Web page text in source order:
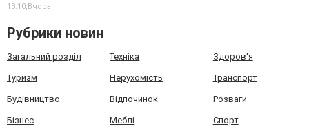
13:10, Вчора
Рубрики новин
Загальний розділ Техніка Здоров'я
Туризм Нерухомість Транспорт
Будівництво Відпочинок Розваги
Бізнес Меблі Спорт